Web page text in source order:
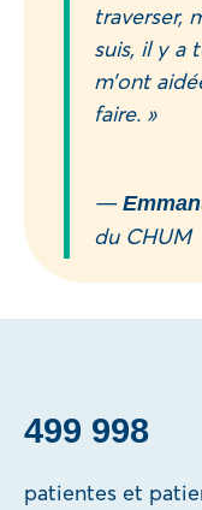
traverser,
suis, il y a
m’ont
faire. »
—
du CHUM
500 000
patientes et